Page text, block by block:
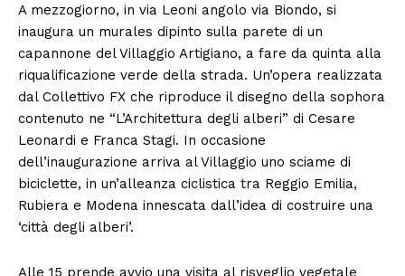
A mezzogiorno, in via Leoni angolo via Biondo, si
inaugura un murales dipinto sulla parete di un
capannone del Villaggio Artigiano, a fare da quinta alla
riqualificazione verde della strada. Un’opera realizzata
dal Collettivo FX che riproduce il disegno della sophora
contenuto ne “L’Architettura degli alberi” di Cesare
Leonardi e Franca Stagi. In occasione
dell’inaugurazione arriva al Villaggio uno sciame di
biciclette, in un’alleanza ciclistica tra Reggio Emilia,
Rubiera e Modena innescata dall’idea di costruire una
‘città degli alberi’.
Alle 15 prende avvio una visita al risveglio vegetale